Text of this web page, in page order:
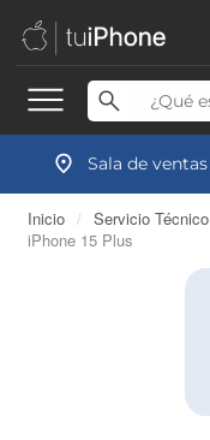
Sala de ventas
Inicio / Servicio Técnico
iPhone 15 Plus